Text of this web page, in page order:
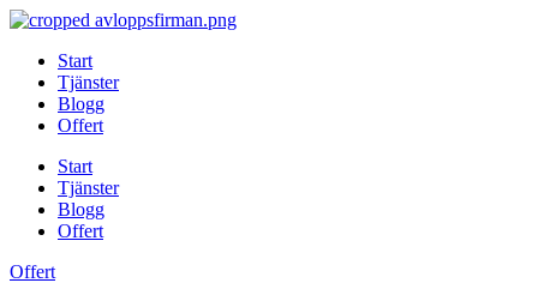
Skip
contentStart
Tjänster
Blogg
Offert
Start
Tjänster
Blogg
Offert
Offert